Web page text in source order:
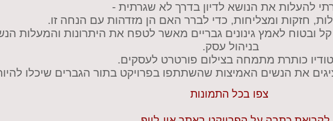
להעלות את הנושא לדיון בדרך לא שגרתית -
חזקות ומצליחות, כדי לברר האם הן מזדהות עם הנחה זו.
ובטוח לאמץ גינונים גבריים מאשר לטפח את היתרונות והמעלות
בניהול עסק.
כותרת מתמחה בצילום פורטרט לעסקים.
את הנשים האמיצות שהשתתפו בפרויקט בתור הגברים שיכלו
צפו בכל התמונות